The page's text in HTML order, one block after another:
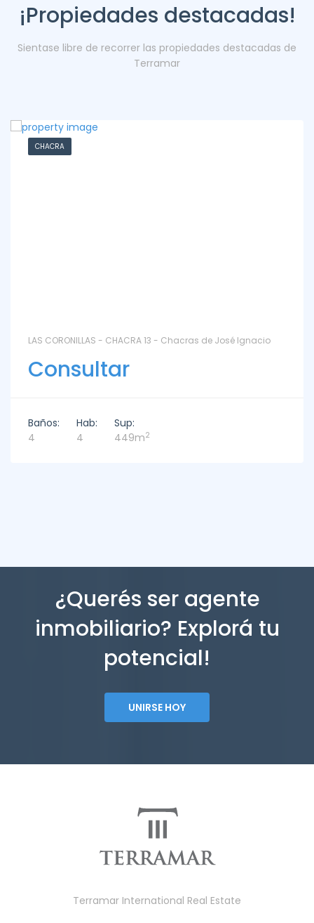
¡Propiedades destacadas!
Sientase libre de recorrer las propiedades destacadas de
Terramar
CHACRA
LAS CORONILLAS - CHACRA 13 - Chacras de José Ignacio
Consultar
Baños:
4
Hab:
4
Sup:
449m2
¿Querés ser agente
inmobiliario? Explorá tu
potencial!
UNIRSE HOY
Terramar International Real Estate